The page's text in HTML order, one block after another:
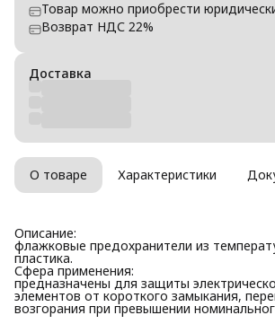
Товар можно приобрести
Возврат НДС 22%
Доставка
О товаре Характеристики
Описание:
флажковые предохранители из
пластика.
Сфера применения:
предназначены для защиты
элементов от короткого замыкания,
возгорания при превышении